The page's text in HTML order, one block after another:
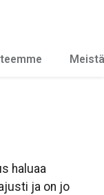
Meistä
haluaa
ja on jo